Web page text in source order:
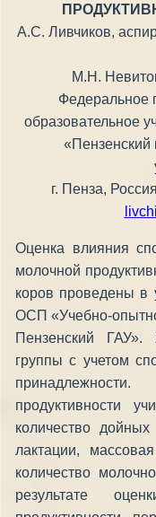
А.C. Ливчиков,
М.Н.
Федеральное
образовательное
«Пензенский
г. Пенза,
Оценка влияния
молочной
коров проведены в
ОСП «Учебно-
Пензенский
группы с учетом
продуктивности
количество
лактации,
количество
результате